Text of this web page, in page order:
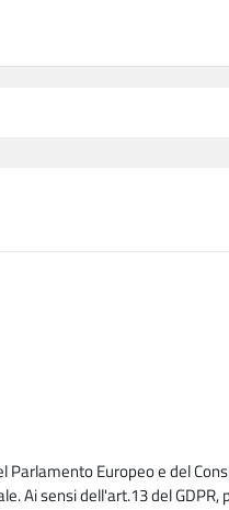
Europeo e del
sensi dell'art.13 del